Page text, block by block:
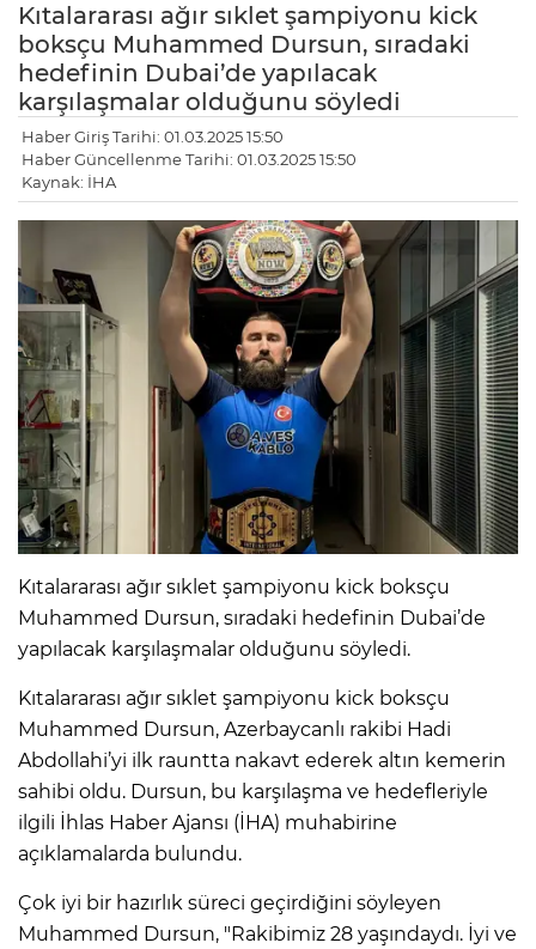
Kıtalararası ağır sıklet şampiyonu kick
boksçu Muhammed Dursun, sıradaki
hedefinin Dubai’de yapılacak
karşılaşmalar olduğunu söyledi
Haber Giriş Tarihi: 01.03.2025 15:50
Haber Güncellenme Tarihi: 01.03.2025 15:50
Kaynak: İHA
Kıtalararası ağır sıklet şampiyonu kick boksçu
Muhammed Dursun, sıradaki hedefinin Dubai’de
yapılacak karşılaşmalar olduğunu söyledi.
Kıtalararası ağır sıklet şampiyonu kick boksçu
Muhammed Dursun, Azerbaycanlı rakibi Hadi
Abdollahi’yi ilk rauntta nakavt ederek altın kemerin
sahibi oldu. Dursun, bu karşılaşma ve hedefleriyle
ilgili İhlas Haber Ajansı (İHA) muhabirine
açıklamalarda bulundu.
Çok iyi bir hazırlık süreci geçirdiğini söyleyen
Muhammed Dursun, "Rakibimiz 28 yaşındaydı. İyi ve